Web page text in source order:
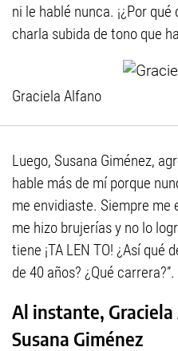
ni le hablé nunca. ¡¿Por
charla subida de tono que
Graciela Alfano
Luego, Susana Giménez,
hable más de mí porque
me envidiaste. Siempre
me hizo brujerías y no lo
tiene ¡TA LEN TO! ¿Así qué
de 40 años? ¿Qué carrera?”.
Al instante,
Susana Giménez